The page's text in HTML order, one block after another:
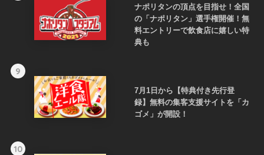
ナポリタンの頂点を目指せ！全国
の「ナポリタン」選手権開催！無
料エントリーで飲食店に嬉しい特
典も
9
7月1日から【特典付き先行登
録】無料の集客支援サイトを「カ
ゴメ」が開設！
10